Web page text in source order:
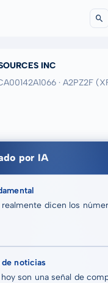
INC
· A2PZ2F
por IA
dicen los
noticias
son una señal de